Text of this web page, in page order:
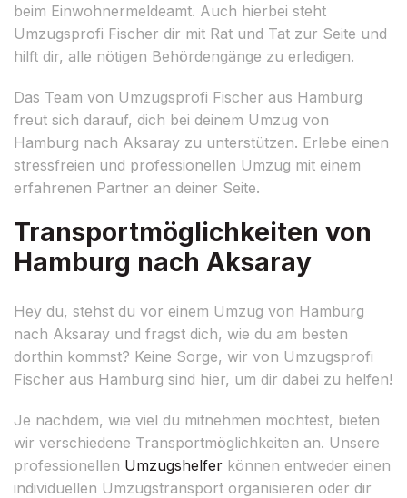
beim Einwohnermeldeamt. Auch hierbei steht
Umzugsprofi Fischer dir mit Rat und Tat zur Seite und
hilft dir, alle nötigen Behördengänge zu erledigen.
Das Team von Umzugsprofi Fischer aus Hamburg
freut sich darauf, dich bei deinem Umzug von
Hamburg nach Aksaray zu unterstützen. Erlebe einen
stressfreien und professionellen Umzug mit einem
erfahrenen Partner an deiner Seite.
Transportmöglichkeiten von
Hamburg nach Aksaray
Hey du, stehst du vor einem Umzug von Hamburg
nach Aksaray und fragst dich, wie du am besten
dorthin kommst? Keine Sorge, wir von Umzugsprofi
Fischer aus Hamburg sind hier, um dir dabei zu helfen!
Je nachdem, wie viel du mitnehmen möchtest, bieten
wir verschiedene Transportmöglichkeiten an. Unsere
professionellen Umzugshelfer können entweder einen
individuellen Umzugstransport organisieren oder dir